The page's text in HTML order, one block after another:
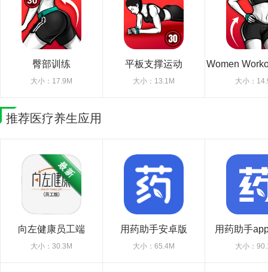
臀部训练
大小：17.9M
平板支撑运动
大小：13.1M
Women
煅炼
大小：
推荐医疗养生应用
向左健康员工端
大小：30.3M
用药助手安卓版
大小：65.4M
用药助手
大小：